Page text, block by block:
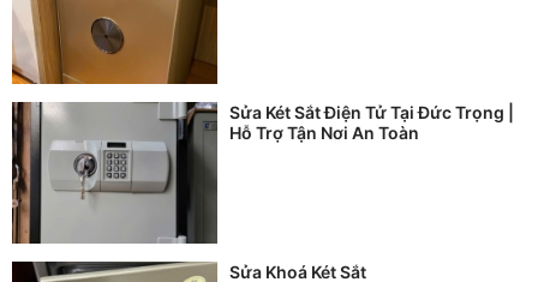
Sửa Két Sắt Điện Tử Tại Đức Trọng |
Hỗ Trợ Tận Nơi An Toàn
Sửa Khoá Két Sắt